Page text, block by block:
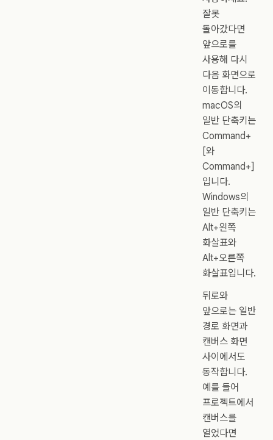
잘못
돌아갔다면
앞으로를
사용해 다시
다음 화면으로
이동합니다.
macOS의
일반 단축키는
Command+
[와
Command+]
입니다.
Windows의
일반 단축키는
Alt+왼쪽
화살표와
Alt+오른쪽
화살표입니다.
뒤로와
앞으로는 일반
경로 화면과
캔버스 화면
사이에서도
동작합니다.
예를 들어
프로젝트에서
캔버스를
열었다면